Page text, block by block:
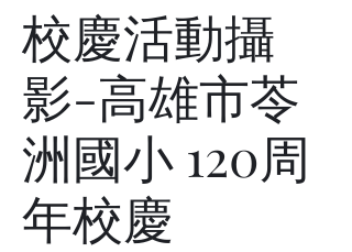
校慶活動攝
影-高雄市苓
洲國小 120周
年校慶